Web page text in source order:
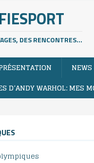
DES RENCONTRES...
NEWS
D’ANDY WARHOL: MES